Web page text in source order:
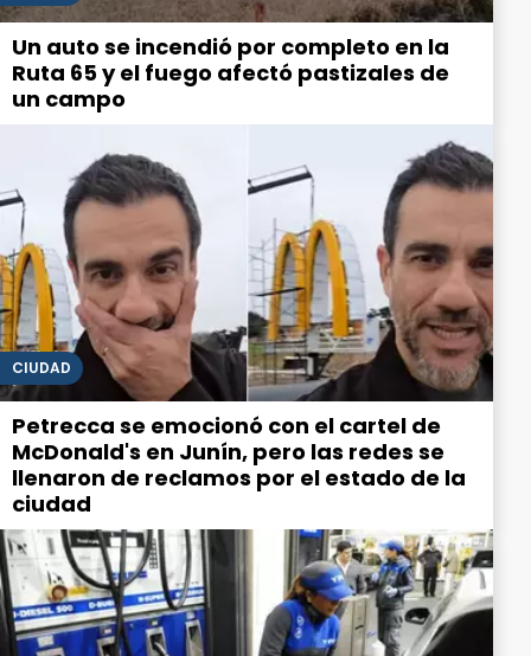
Un auto se incendió por completo en la
Ruta 65 y el fuego afectó pastizales de
un campo
CIUDAD
Petrecca se emocionó con el cartel de
McDonald's en Junín, pero las redes se
llenaron de reclamos por el estado de la
ciudad